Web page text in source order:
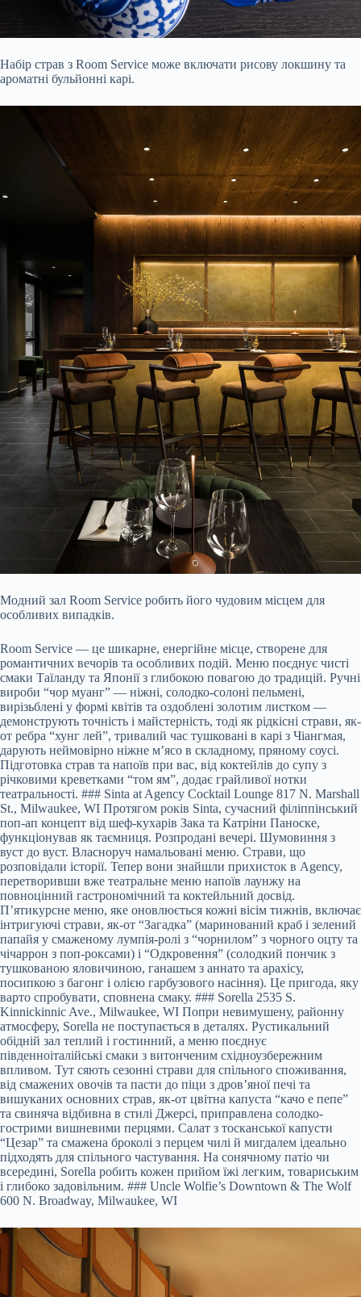
Набір страв з Room Service може включати рисову локшину та
ароматні бульйонні карі.
Модний зал Room Service робить його чудовим місцем для
особливих випадків.
Room Service — це шикарне, енергійне місце, створене для
романтичних вечорів та особливих подій. Меню поєднує чисті
смаки Таїланду та Японії з глибокою повагою до традицій. Ручні
вироби “чор муанг” — ніжні, солодко-солоні пельмені,
вирізьблені у формі квітів та оздоблені золотим листком —
демонструють точність і майстерність, тоді як рідкісні страви, як-
от ребра “хунг лей”, тривалий час тушковані в карі з Чіангмая,
дарують неймовірно ніжне м’ясо в складному, пряному соусі.
Підготовка страв та напоїв при вас, від коктейлів до супу з
річковими креветками “том ям”, додає грайливої нотки
театральності. ### Sinta at Agency Cocktail Lounge 817 N. Marshall
St., Milwaukee, WI Протягом років Sinta, сучасний філіппінський
поп-ап концепт від шеф-кухарів Зака та Катріни Паноске,
функціонував як таємниця. Розпродані вечері. Шумовиння з
вуст до вуст. Власноруч намальовані меню. Страви, що
розповідали історії. Тепер вони знайшли прихисток в Agency,
перетворивши вже театральне меню напоїв лаунжу на
повноцінний гастрономічний та коктейльний досвід.
П’ятикурсне меню, яке оновлюється кожні вісім тижнів, включає
інтригуючі страви, як-от “Загадка” (маринований краб і зелений
папайя у смаженому лумпія-ролі з “чорнилом” з чорного оцту та
чічаррон з поп-роксами) і “Одкровення” (солодкий пончик з
тушкованою яловичиною, ганашем з аннато та арахісу,
посипкою з багонг і олією гарбузового насіння). Це пригода, яку
варто спробувати, сповнена смаку. ### Sorella 2535 S.
Kinnickinnic Ave., Milwaukee, WI Попри невимушену, районну
атмосферу, Sorella не поступається в деталях. Рустикальний
обідній зал теплий і гостинний, а меню поєднує
південноіталійські смаки з витонченим східноузбережним
впливом. Тут сяють сезонні страви для спільного споживання,
від смажених овочів та пасти до піци з дров’яної печі та
вишуканих основних страв, як-от цвітна капуста “качо е пепе”
та свиняча відбивна в стилі Джерсі, приправлена солодко-
гострими вишневими перцями. Салат з тосканської капусти
“Цезар” та смажена броколі з перцем чилі й мигдалем ідеально
підходять для спільного частування. На сонячному патіо чи
всередині, Sorella робить кожен прийом їжі легким, товариським
і глибоко задовільним. ### Uncle Wolfie’s Downtown & The Wolf
600 N. Broadway, Milwaukee, WI